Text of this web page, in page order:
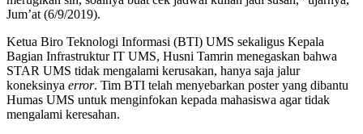
Jum’at (6/9/2019).
Ketua Biro Teknologi Informasi (BTI) UMS sekaligus Kepala
Bagian Infrastruktur IT UMS, Husni Tamrin menegaskan bahwa
STAR UMS tidak mengalami kerusakan, hanya saja jalur
koneksinya error. Tim BTI telah menyebarkan poster yang dibantu
Humas UMS untuk menginfokan kepada mahasiswa agar tidak
mengalami keresahan.